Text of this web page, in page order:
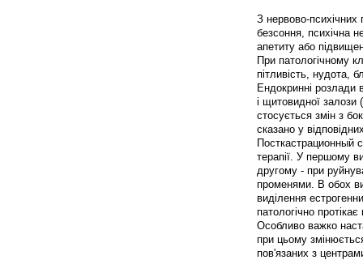
З нервово-психічних
безсоння, психічна
апетиту або
При патологічному
пітливість, нудота,
Ендокринні розлади
і щитовидної залози
стосується змін з
сказано у
Посткастрационный
терапії. У першому
другому - при
променями. В обох
виділення
патологічно
Особливо важко
при цьому
пов'язаних з